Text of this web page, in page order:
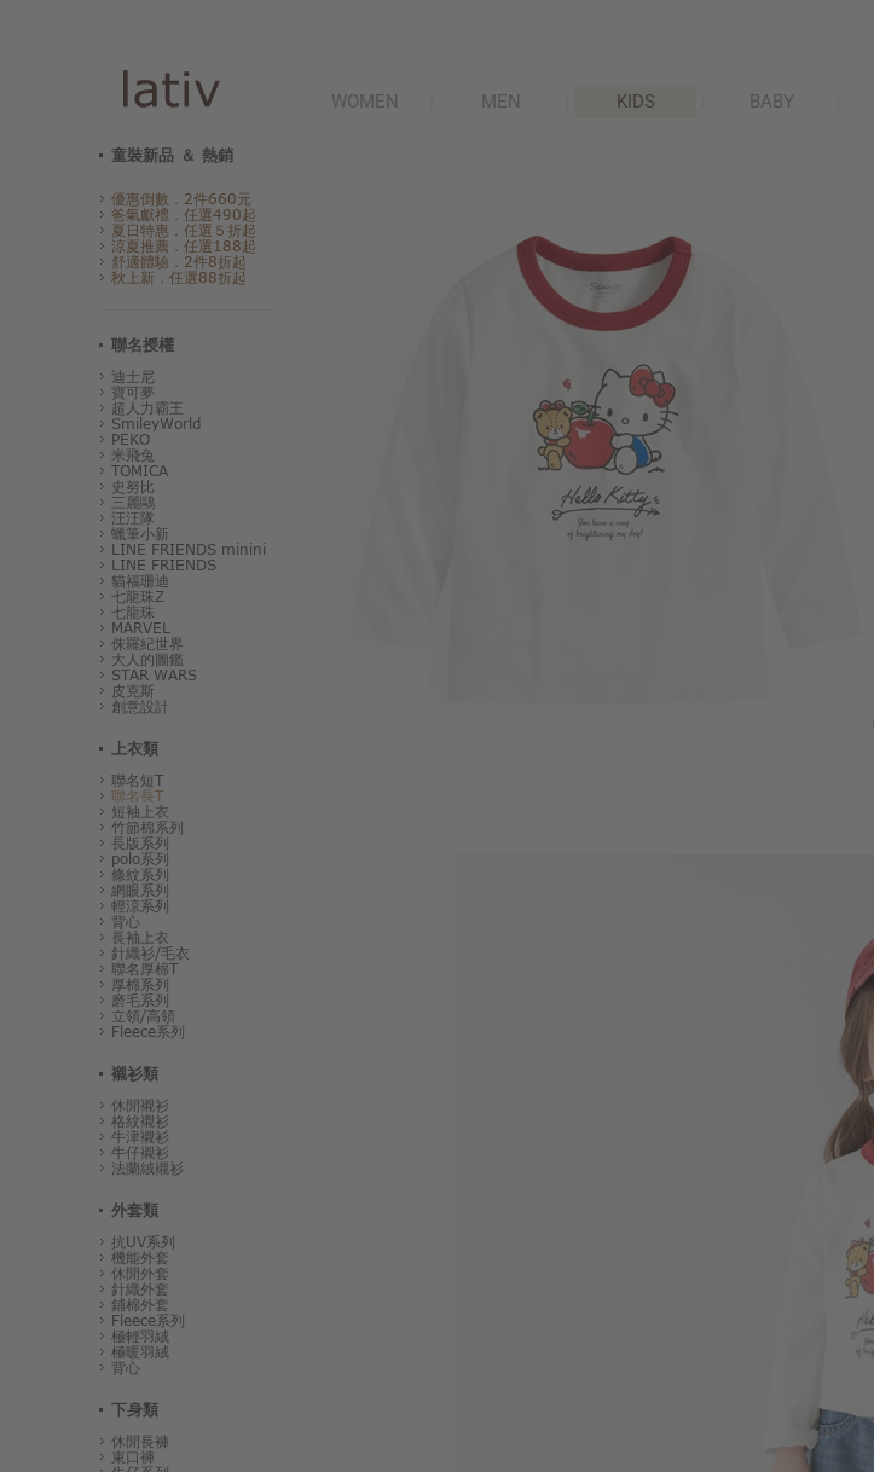
WOMEN MEN KIDS BABY
童裝新品 ＆ 熱銷
優惠倒數．2件660元
爸氣獻禮．任選490起
夏日特惠．任選５折起
涼夏推薦．任選188起
舒適體驗．2件8折起
秋上新．任選88折起
聯名授權
迪士尼
寶可夢
超人力霸王
SmileyWorld
PEKO
米飛兔
TOMICA
史努比
三麗鷗
汪汪隊
蠟筆小新
LINE FRIENDS minini
LINE FRIENDS
貓福珊迪
七龍珠Z
七龍珠
MARVEL
侏羅紀世界
大人的圖鑑
STAR WARS
皮克斯
創意設計
上衣類
聯名短T
聯名長T
短袖上衣
竹節棉系列
長版系列
polo系列
條紋系列
網眼系列
輕涼系列
背心
長袖上衣
針織衫/毛衣
聯名厚棉T
厚棉系列
磨毛系列
立領/高領
Fleece系列
襯衫類
休閒襯衫
格紋襯衫
牛津襯衫
牛仔襯衫
法蘭絨襯衫
外套類
抗UV系列
機能外套
休閒外套
針織外套
鋪棉外套
Fleece系列
極輕羽絨
極暖羽絨
背心
下身類
休閒長褲
束口褲